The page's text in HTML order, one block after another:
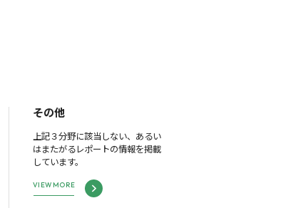
その他
上記３分野に該当しない、あるい
はまたがるレポートの情報を掲載
しています。
VIEW MORE